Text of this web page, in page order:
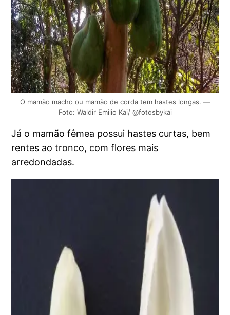
O mamão macho ou mamão de corda tem hastes longas. —
Foto: Waldir Emilio Kai/ @fotosbykai
Já o mamão fêmea possui hastes curtas, bem
rentes ao tronco, com flores mais
arredondadas.